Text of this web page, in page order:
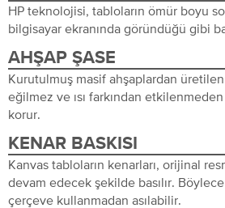
HP teknolojisi, tabloların ömür boyu
bilgisayar ekranında göründüğü gibi
AHŞAP ŞASE
Kurutulmuş masif ahşaplardan
eğilmez ve ısı farkından
korur.
KENAR BASKISI
Kanvas tabloların kenarları, orijinal
devam edecek şekilde basılır.
çerçeve kullanmadan asılabilir.